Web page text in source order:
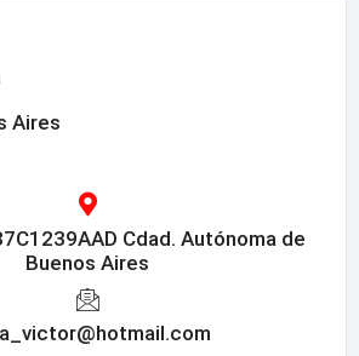
Aires
Cdad. Autónoma de
Buenos Aires